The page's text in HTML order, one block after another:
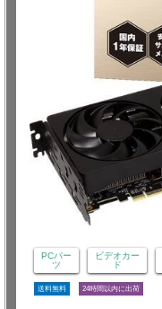
PCパー
ツ
ビデオカー
ド
送料無料 24時間以内に出荷